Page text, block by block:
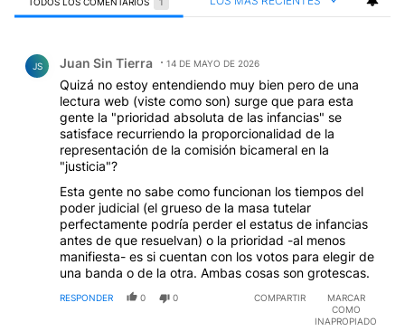
JS Juan Sin Tierra 14 DE MAYO DE 2026
Quizá no estoy entendiendo muy bien pero de una
lectura web (viste como son) surge que para esta
gente la "prioridad absoluta de las infancias" se
satisface recurriendo la proporcionalidad de la
representación de la comisión bicameral en la
"justicia"?
Esta gente no sabe como funcionan los tiempos del
poder judicial (el grueso de la masa tutelar
perfectamente podría perder el estatus de infancias
antes de que resuelvan) o la prioridad -al menos
manifiesta- es si cuentan con los votos para elegir de
una banda o de la otra. Ambas cosas son grotescas.
RESPONDER 0 0 COMPARTIR
MARCAR
COMO
INAPROPIADO